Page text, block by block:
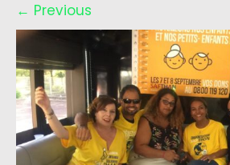
← Previous